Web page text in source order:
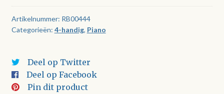
klinkt
het
beter
1
aantal
Artikelnummer: RB00444
Categorieën: 4-handig, Piano
Deel op Twitter
Deel op Facebook
Pin dit product